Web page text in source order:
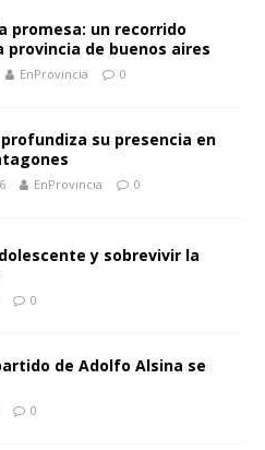
promesa: un recorrido
provincia de buenos aires
EnProvincia 0
su presencia en
EnProvincia 0
y sobrevivir la
0
de Adolfo Alsina se
0